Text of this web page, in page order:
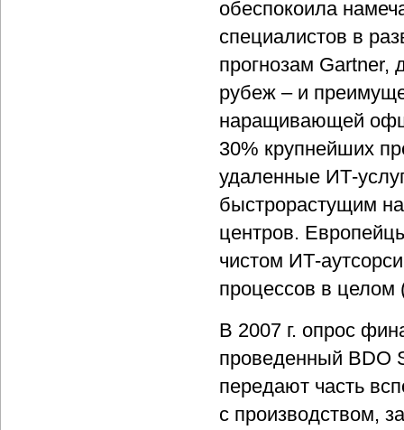
обеспокоила
специалистов в
прогнозам Gartner,
рубеж – и
наращивающей
30% крупнейших
удаленные ИТ-
быстрорастущим
центров.
чистом ИТ-
процессов в целом
В 2007 г. опрос
проведенный BDO
передают часть
с производством,